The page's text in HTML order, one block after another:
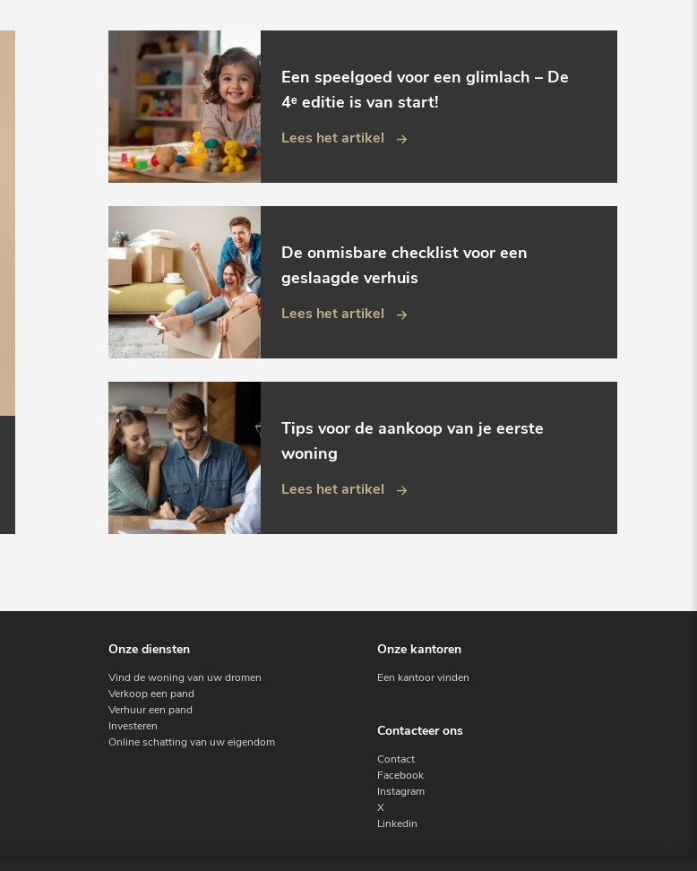
Een speelgoed voor een glimlach – De
4ᵉ editie is van start!
Lees het artikel
De onmisbare checklist voor een
geslaagde verhuis
Lees het artikel
Tips voor de aankoop van je eerste
woning
Lees het artikel
Onze diensten
Vind de woning van uw dromen
Verkoop een pand
Verhuur een pand
Investeren
Online schatting van uw eigendom
Onze kantoren
Een kantoor vinden
Contacteer ons
Contact
Facebook
Instagram
X
Linkedin